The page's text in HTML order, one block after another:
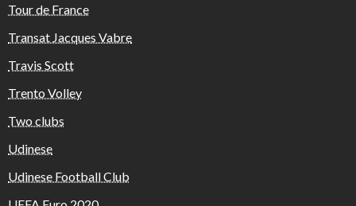
Tour de France
Transat Jacques Vabre
Travis Scott
Trento Volley
Two clubs
Udinese
Udinese Football Club